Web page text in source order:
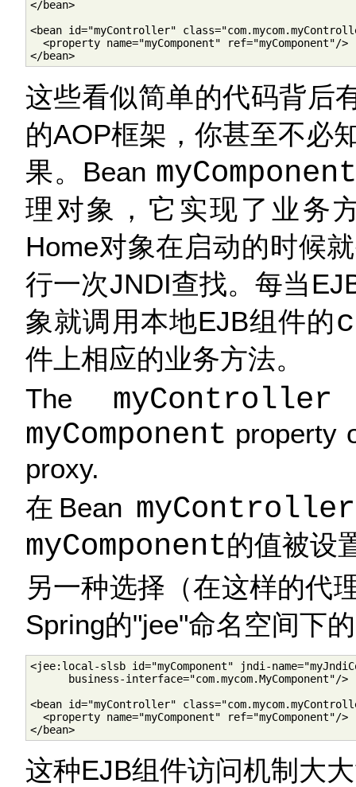
</bean>
<bean id="myController"
  <property name="myComponent" ref="myComponent"/>
</bean>
这些看似简单的代码背后
的AOP框架，你甚至不必
果。Bean myComponent
理对象，它实现了业务
Home对象在启动的时候
行一次JNDI查找。每当
象就调用本地EJB组件的
件上相应的业务方法。
The myController
myComponent property
proxy.
在Bean myController
myComponent的值被设
另一种选择（在这样的代
Spring的"jee"命名空间下的
<jee:local-slsb id="myComponent" jndi-
      business-interface="com.mycom.MyComponent"/>
<bean id="myController"
  <property name="myComponent" ref="myComponent"/>
</bean>
这种EJB组件访问机制大